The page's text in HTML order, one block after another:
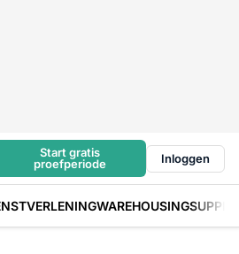
Start gratis
proefperiode
Inloggen
WAREHOUSING